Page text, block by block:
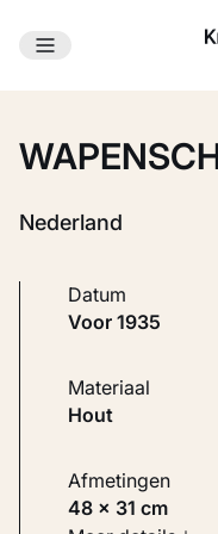
Ga naar
Nederland
Datum
voor 1935
Materiaal
Hout
Afmetingen
48 × 31 cm